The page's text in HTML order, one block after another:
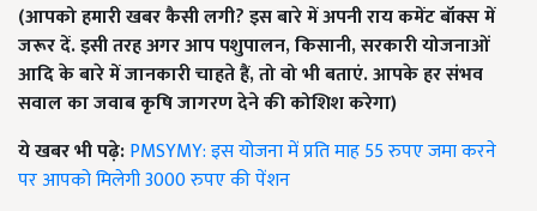
(आपको हमारी खबर कैसी लगी?इस बारे में अपनी राय कमेंट बॉक्स में
जरूर दें. इसी तरह अगर आप पशुपालन,किसानी,सरकारी योजनाओं
आदि के बारे में जानकारी चाहते हैं,तो वो भी बताएं. आपके हर संभव
सवाल का जवाब कृषि जागरण देने की कोशिश करेगा)
ये खबर भी पढ़े:PMSYMY: इस योजना में प्रति माह 55 रुपए जमा करने
पर आपको मिलेगी 3000 रुपए की पेंशन